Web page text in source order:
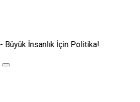
- Büyük İnsanlık İçin Politika!